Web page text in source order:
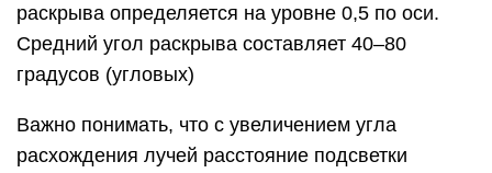
раскрыва определяется на уровне 0,5 по оси.
Средний угол раскрыва составляет 40–80
градусов (угловых)
Важно понимать, что с увеличением угла
расхождения лучей расстояние подсветки